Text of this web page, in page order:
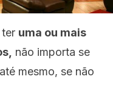
ter uma ou mais
não importa se
mesmo, se não